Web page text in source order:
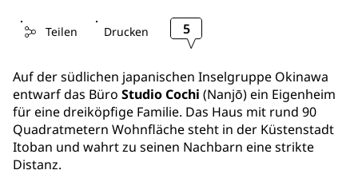
Teilen Drucken 5
Auf der südlichen japanischen Inselgruppe Okinawa
entwarf das Büro Studio Cochi (Nanjō) ein Eigenheim
für eine dreiköpfige Familie. Das Haus mit rund 90
Quadratmetern Wohnfläche steht in der Küstenstadt
Itoban und wahrt zu seinen Nachbarn eine strikte
Distanz.